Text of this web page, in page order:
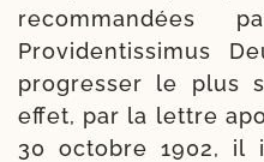
recom­man­dées
Providentissimus
pro­gres­ser le plus
effet, par la lettre
30 octobre 1902, il